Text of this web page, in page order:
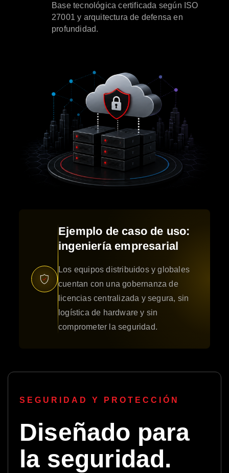
Base tecnológica certificada según ISO
27001 y arquitectura de defensa en
profundidad.
Ejemplo de caso de uso:
ingeniería empresarial
Los equipos distribuidos y globales
cuentan con una gobernanza de
licencias centralizada y segura, sin
logística de hardware y sin
comprometer la seguridad.
SEGURIDAD Y PROTECCIÓN
Diseñado para
la seguridad.